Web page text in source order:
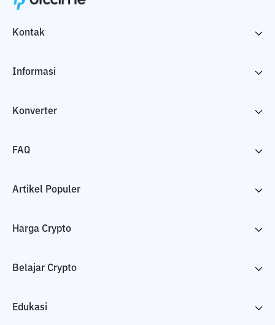
Kontak
Informasi
Konverter
FAQ
Artikel Populer
Harga Crypto
Belajar Crypto
Edukasi